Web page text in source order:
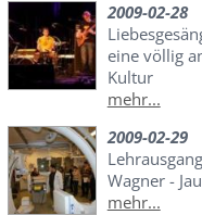
2009-02-28
eine völlig
Kultur
mehr...
2009-02-29
Wagner -
mehr...